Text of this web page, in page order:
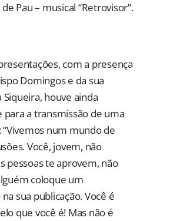
Pau – musical “Retrovisor”.
com a presença
Domingos e da sua
Siqueira, houve ainda
a transmissão de uma
“Vivemos num mundo de
Você, jovem, não
pessoas te aprovem, não
coloque um
sua publicação. Você é
que você é! Mas não é